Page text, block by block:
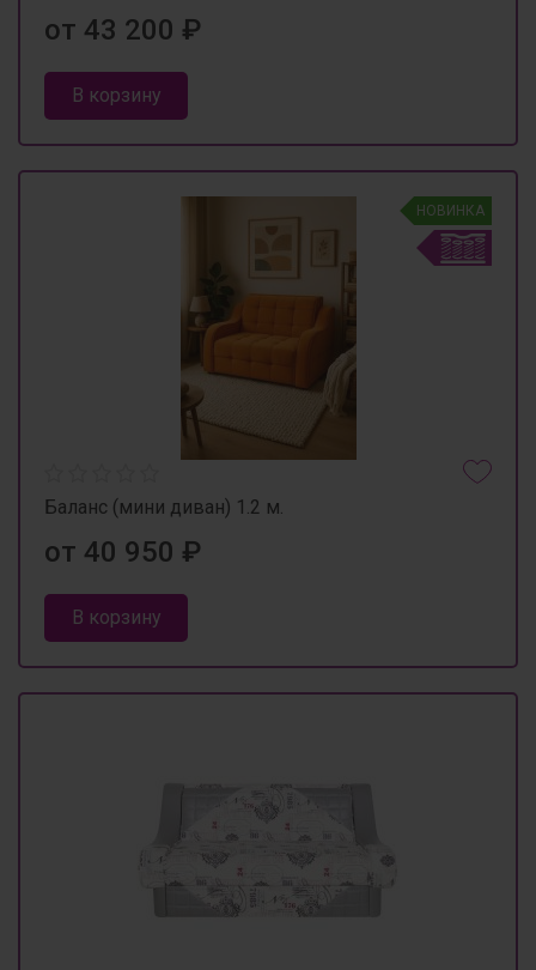
от 43 200 ₽
В корзину
НОВИНКА
Баланс (мини диван) 1.2 м.
от 40 950 ₽
В корзину